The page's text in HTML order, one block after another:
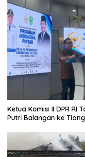
Ketua Komisi II DPR RI
Putri Balangan ke